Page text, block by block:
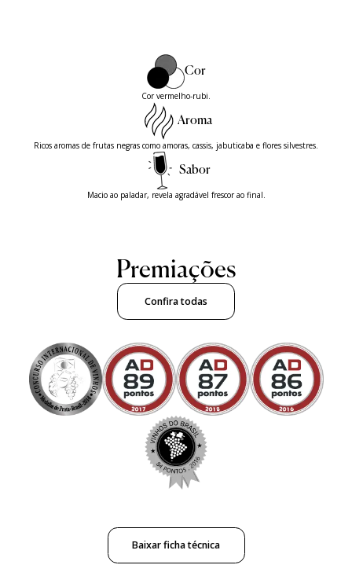
Cor
Cor vermelho-rubi.
Aroma
Ricos aromas de frutas negras como amoras, cassis, jabuticaba e flores silvestres.
Sabor
Macio ao paladar, revela agradável frescor ao final.
Premiações
Confira todas
Baixar ficha técnica